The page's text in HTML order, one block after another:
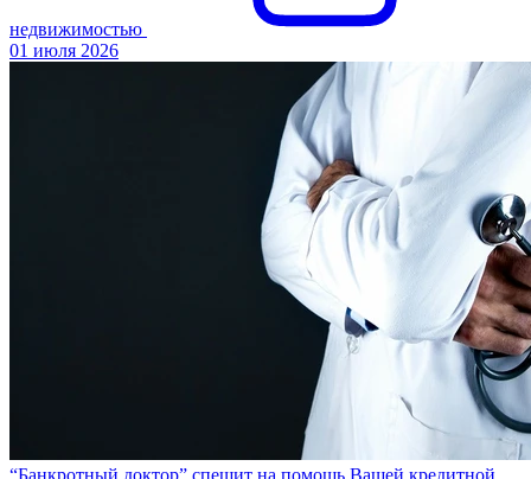
недвижимостью
01 июля 2026